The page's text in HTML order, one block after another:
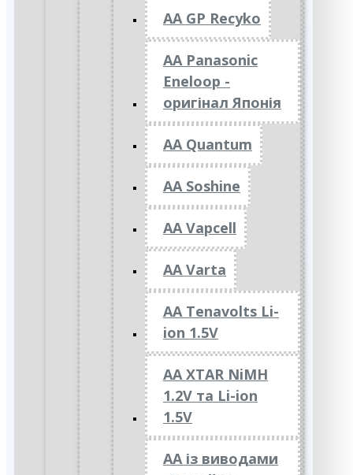
AA GP Recyko
AA Panasonic
Eneloop -
оригінал Японія
AA Quantum
AA Soshine
AA Vapcell
AA Varta
AA Tenavolts Li-
ion 1.5V
AA XTAR NiMH
1.2V та Li-ion
1.5V
АА із виводами